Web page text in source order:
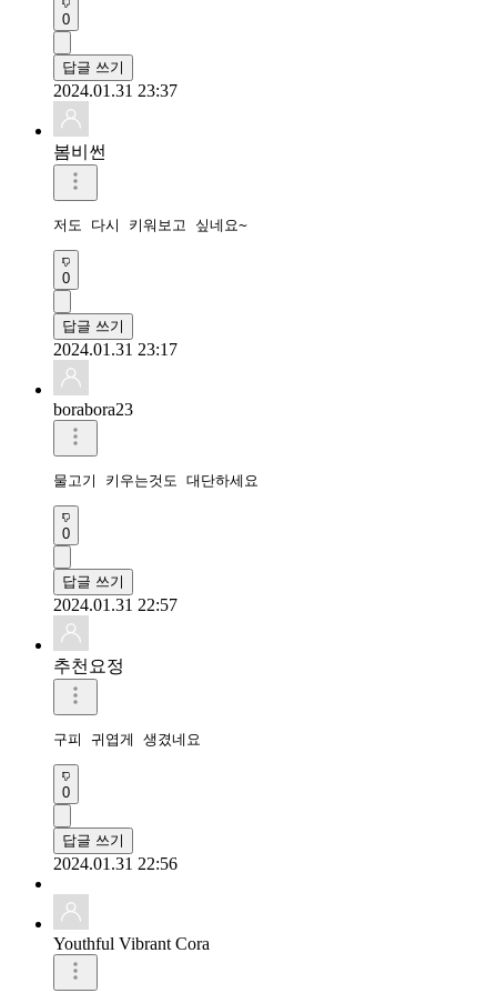
0
답글 쓰기
2024.01.31 23:37
봄비썬
저도 다시 키워보고 싶네요~
0
답글 쓰기
2024.01.31 23:17
borabora23
물고기 키우는것도 대단하세요
0
답글 쓰기
2024.01.31 22:57
추천요정
구피 귀엽게 생겼네요
0
답글 쓰기
2024.01.31 22:56
Youthful Vibrant Cora